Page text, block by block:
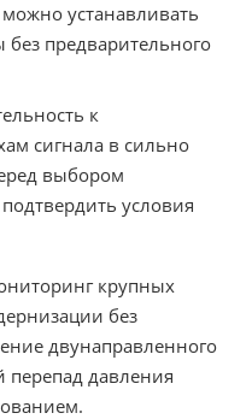
устанавливать
предварительного
к
сигнала в сильно
выбором
условия
крупных
без
двунаправленного
перепад давления